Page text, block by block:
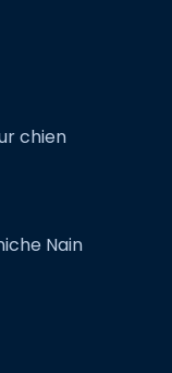
chien
Nain